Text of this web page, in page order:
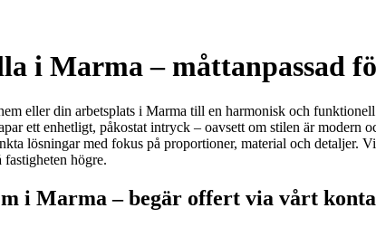
i Marma – måttanpassad
eller din arbetsplats i Marma till en harmonisk och
ett enhetligt, påkostat intryck – oavsett om stilen är
lösningar med fokus på proportioner, material och
högre.
i Marma – begär offert via vårt